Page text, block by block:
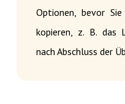
Optionen, bevor
kopieren, z. B. das
nach Abschluss der